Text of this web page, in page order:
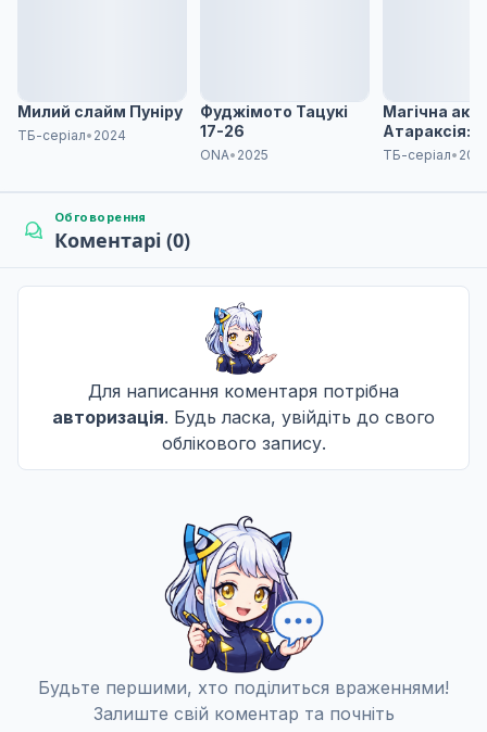
Милий слайм Пуніру
ТБ-серіал• 2024
Фуджімото Тацукі
17-26
ONA• 2025
Магічна
Атараксія:
Серце
ТБ-серіал•
Обговорення
Коментарі (0)
Для написання коментаря потрібна
авторизація. Будь ласка, увійдіть до свого
облікового запису.
Будьте першими, хто поділиться враженнями!
Залиште свій коментар та почніть